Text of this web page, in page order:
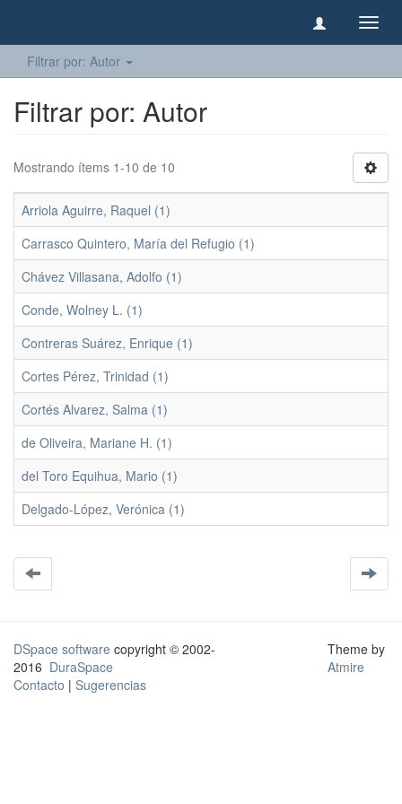
Filtrar por: Autor
Filtrar por: Autor
Mostrando ítems 1-10 de 10
Arriola Aguirre, Raquel (1)
Carrasco Quintero, María del Refugio (1)
Chávez Villasana, Adolfo (1)
Conde, Wolney L. (1)
Contreras Suárez, Enrique (1)
Cortes Pérez, Trinidad (1)
Cortés Alvarez, Salma (1)
de Oliveira, Mariane H. (1)
del Toro Equihua, Mario (1)
Delgado-López, Verónica (1)
DSpace software copyright © 2002-
2016 DuraSpace
Contacto | Sugerencias
Theme by
Atmire